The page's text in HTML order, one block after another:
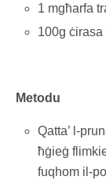
1 mgħarfa
100g
Metodu
Qatta’ l-
ħġieġ
fuqhom il-